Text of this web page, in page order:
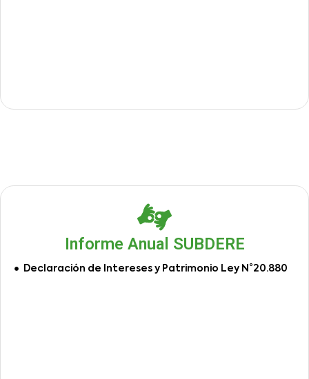
Informe Anual SUBDERE
Declaración de Intereses y Patrimonio Ley N°20.880